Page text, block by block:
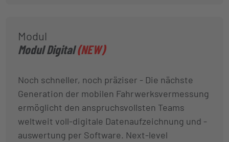
Modul
Modul Digital(NEW)
Noch schneller, noch präziser - Die nächste
Generation der mobilen Fahrwerksvermessung
ermöglicht den anspruchsvollsten Teams
weltweit voll-digitale Datenaufzeichnung und -
auswertung per Software. Next-level